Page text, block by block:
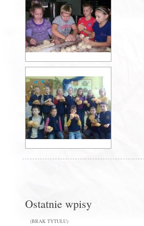
Ostatnie wpisy
(BRAK TYTUŁU)